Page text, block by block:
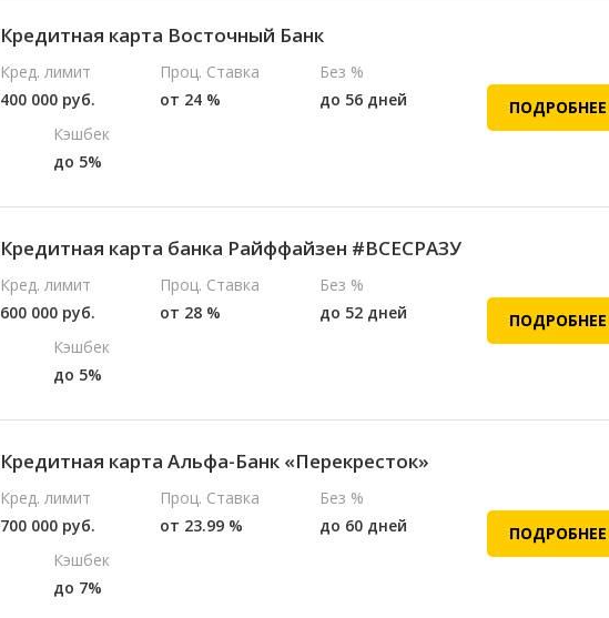
Кредитная карта Восточный Банк
Кред. лимит
400 000 руб.
Проц. Ставка
от 24 %
Без %
до 56 дней
Кэшбек
до 5%
ПОДРОБНЕЕ
Кредитная карта банка Райффайзен #ВСЕСРАЗУ
Кред. лимит
600 000 руб.
Проц. Ставка
от 28 %
Без %
до 52 дней
Кэшбек
до 5%
ПОДРОБНЕЕ
Кредитная карта Альфа-Банк «Перекресток»
Кред. лимит
700 000 руб.
Проц. Ставка
от 23.99 %
Без %
до 60 дней
Кэшбек
до 7%
ПОДРОБНЕЕ